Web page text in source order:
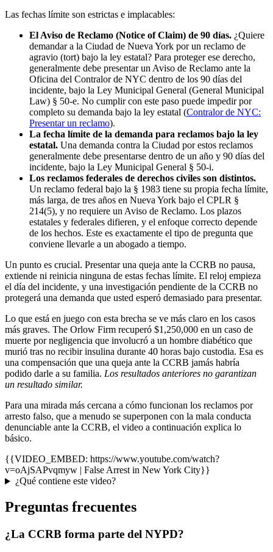
Las fechas límite son estrictas e implacables:
El Aviso de Reclamo (Notice of Claim) de 90 días. ¿Quiere
demandar a la Ciudad de Nueva York por un reclamo de
agravio (tort) bajo la ley estatal? Para proteger ese derecho,
generalmente debe presentar un Aviso de Reclamo ante la
Oficina del Contralor de NYC dentro de los 90 días del
incidente, bajo la Ley Municipal General (General Municipal
Law) § 50-e. No cumplir con este paso puede impedir por
completo su demanda bajo la ley estatal (Contralor de NYC:
Presentar un reclamo).
La fecha límite de la demanda para reclamos bajo la ley
estatal. Una demanda contra la Ciudad por estos reclamos
generalmente debe presentarse dentro de un año y 90 días del
incidente, bajo la Ley Municipal General § 50-i.
Los reclamos federales de derechos civiles son distintos.
Un reclamo federal bajo la § 1983 tiene su propia fecha límite,
más larga, de tres años en Nueva York bajo el CPLR §
214(5), y no requiere un Aviso de Reclamo. Los plazos
estatales y federales difieren, y el enfoque correcto depende
de los hechos. Este es exactamente el tipo de pregunta que
conviene llevarle a un abogado a tiempo.
Un punto es crucial. Presentar una queja ante la CCRB no pausa,
extiende ni reinicia ninguna de estas fechas límite. El reloj empieza
el día del incidente, y una investigación pendiente de la CCRB no
protegerá una demanda que usted esperó demasiado para presentar.
Lo que está en juego con esta brecha se ve más claro en los casos
más graves. The Orlow Firm recuperó $1,250,000 en un caso de
muerte por negligencia que involucró a un hombre diabético que
murió tras no recibir insulina durante 40 horas bajo custodia. Esa es
una compensación que una queja ante la CCRB jamás habría
podido darle a su familia. Los resultados anteriores no garantizan
un resultado similar.
Para una mirada más cercana a cómo funcionan los reclamos por
arresto falso, que a menudo se superponen con la mala conducta
denunciable ante la CCRB, el video a continuación explica lo
básico.
{{VIDEO_EMBED: https://www.youtube.com/watch?
v=oAjSAPvqmyw | False Arrest in New York City}}
¿Qué contiene este video?
Preguntas frecuentes
¿La CCRB forma parte del NYPD?